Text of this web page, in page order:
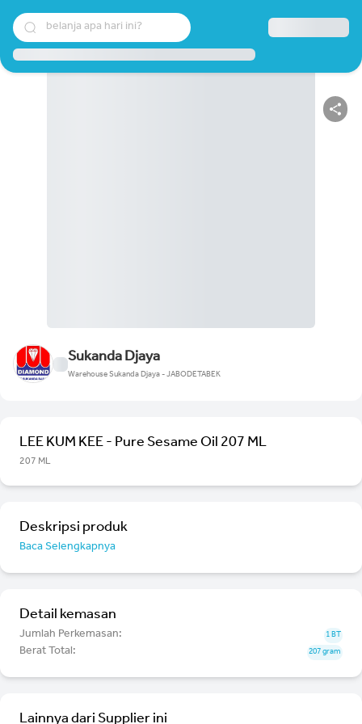
belanja apa hari ini?
Sukanda Djaya
Warehouse Sukanda Djaya - JABODETABEK
LEE KUM KEE - Pure Sesame Oil 207 ML
207 ML
Deskripsi produk
Baca Selengkapnya
Detail kemasan
Jumlah Perkemasan: 1 BT
Berat Total: 207 gram
Lainnya dari Supplier ini